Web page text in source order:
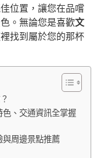
位置，讓您在品嚐
。無論您是喜歡文
裡找到屬於您的那杯
、交通資訊全掌握
與周邊景點推薦